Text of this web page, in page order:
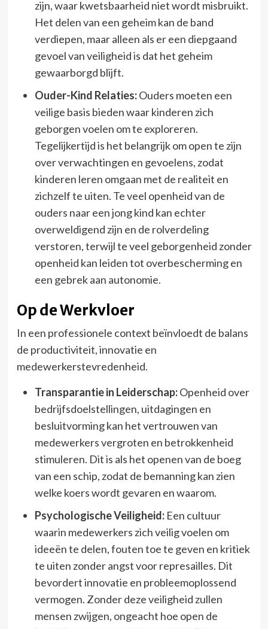
zijn, waar kwetsbaarheid niet wordt misbruikt.
Het delen van een geheim kan de band
verdiepen, maar alleen als er een diepgaand
gevoel van veiligheid is dat het geheim
gewaarborgd blijft.
Ouder-Kind Relaties:Ouders moeten een
veilige basis bieden waar kinderen zich
geborgen voelen om te exploreren.
Tegelijkertijd is het belangrijk om open te zijn
over verwachtingen en gevoelens, zodat
kinderen leren omgaan met de realiteit en
zichzelf te uiten. Te veel openheid van de
ouders naar een jong kind kan echter
overweldigend zijn en de rolverdeling
verstoren, terwijl te veel geborgenheid zonder
openheid kan leiden tot overbescherming en
een gebrek aan autonomie.
Op de Werkvloer
In een professionele context beïnvloedt de balans
de productiviteit, innovatie en
medewerkerstevredenheid.
Transparantie in Leiderschap:Openheid over
bedrijfsdoelstellingen, uitdagingen en
besluitvorming kan het vertrouwen van
medewerkers vergroten en betrokkenheid
stimuleren. Dit is als het openen van de boeg
van een schip, zodat de bemanning kan zien
welke koers wordt gevaren en waarom.
Psychologische Veiligheid:Een cultuur
waarin medewerkers zich veilig voelen om
ideeën te delen, fouten toe te geven en kritiek
te uiten zonder angst voor represailles. Dit
bevordert innovatie en probleemoplossend
vermogen. Zonder deze veiligheid zullen
mensen zwijgen, ongeacht hoe open de